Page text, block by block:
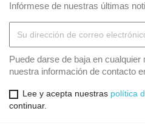
Infórmese de nuestras últimas
Puede darse de baja en
nuestra información de contacto
Lee y acepta nuestras política
continuar.